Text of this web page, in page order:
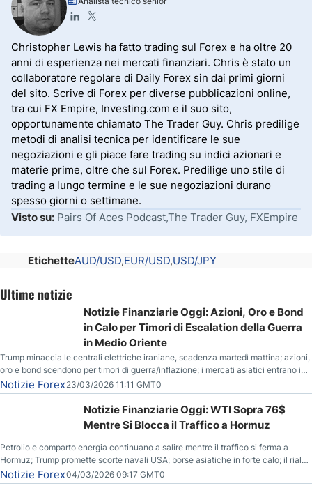
Christopher Lewis ha fatto trading sul Forex e ha oltre 20
anni di esperienza nei mercati finanziari. Chris è stato un
collaboratore regolare di Daily Forex sin dai primi giorni
del sito. Scrive di Forex per diverse pubblicazioni online,
tra cui FX Empire, Investing.com e il suo sito,
opportunamente chiamato The Trader Guy. Chris predilige
metodi di analisi tecnica per identificare le sue
negoziazioni e gli piace fare trading su indici azionari e
materie prime, oltre che sul Forex. Predilige uno stile di
trading a lungo termine e le sue negoziazioni durano
spesso giorni o settimane.
Visto su: Pairs Of Aces Podcast,The Trader Guy, FXEmpire
EtichetteAUD/USD EUR/USD USD/JPY
Ultime notizie
Notizie Finanziarie Oggi: Azioni, Oro e Bond
in Calo per Timori di Escalation della Guerra
in Medio Oriente
Trump minaccia le centrali elettriche iraniane, scadenza martedì mattina; azioni,
oro e bond scendono per timori di guerra/inflazione; i mercati asiatici entrano in
correzione; il petrolio greggio resta stabile.
Notizie Forex23/03/2026 11:11 GMT0
Notizie Finanziarie Oggi: WTI Sopra 76$
Mentre Si Blocca il Traffico a Hormuz
Petrolio e comparto energia continuano a salire mentre il traffico si ferma a
Hormuz; Trump promette scorte navali USA; borse asiatiche in forte calo; il rialzo
del gas naturale mette pressione all’euro.
Notizie Forex04/03/2026 09:17 GMT0